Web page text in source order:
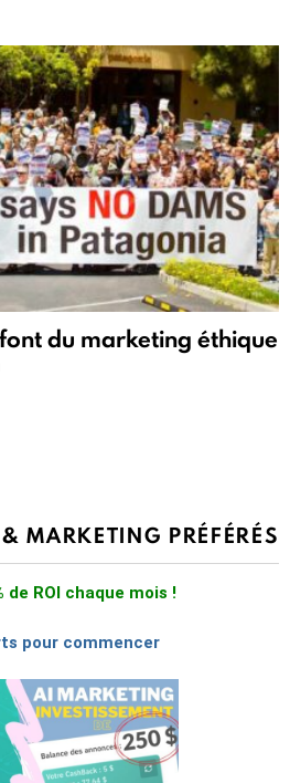
du marketing éthique
MARKETING PRÉFÉRÉS
de ROI chaque mois !
pour commencer